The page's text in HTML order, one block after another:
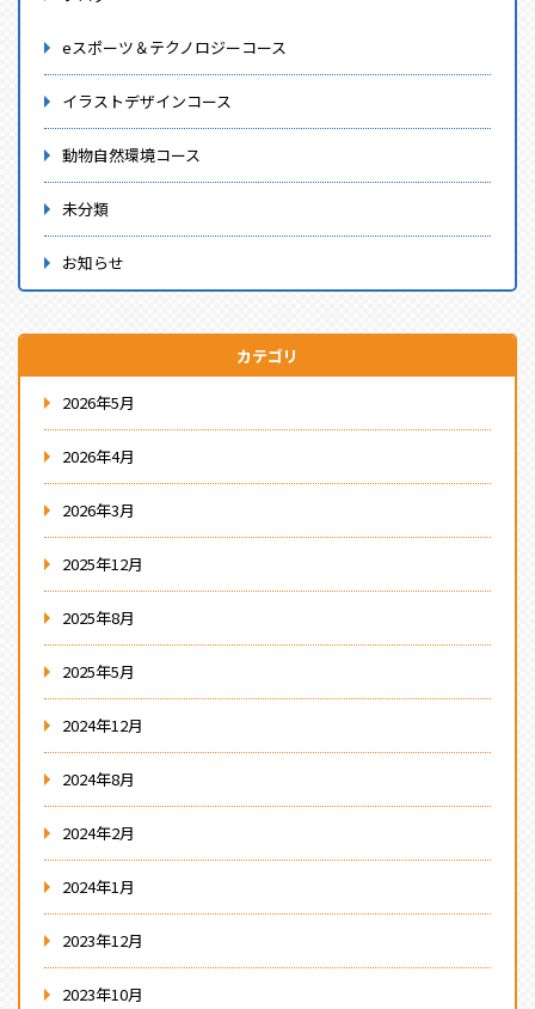
eスポーツ＆テクノロジーコース
イラストデザインコース
動物自然環境コース
未分類
お知らせ
カテゴリ
2026年5月
2026年4月
2026年3月
2025年12月
2025年8月
2025年5月
2024年12月
2024年8月
2024年2月
2024年1月
2023年12月
2023年10月